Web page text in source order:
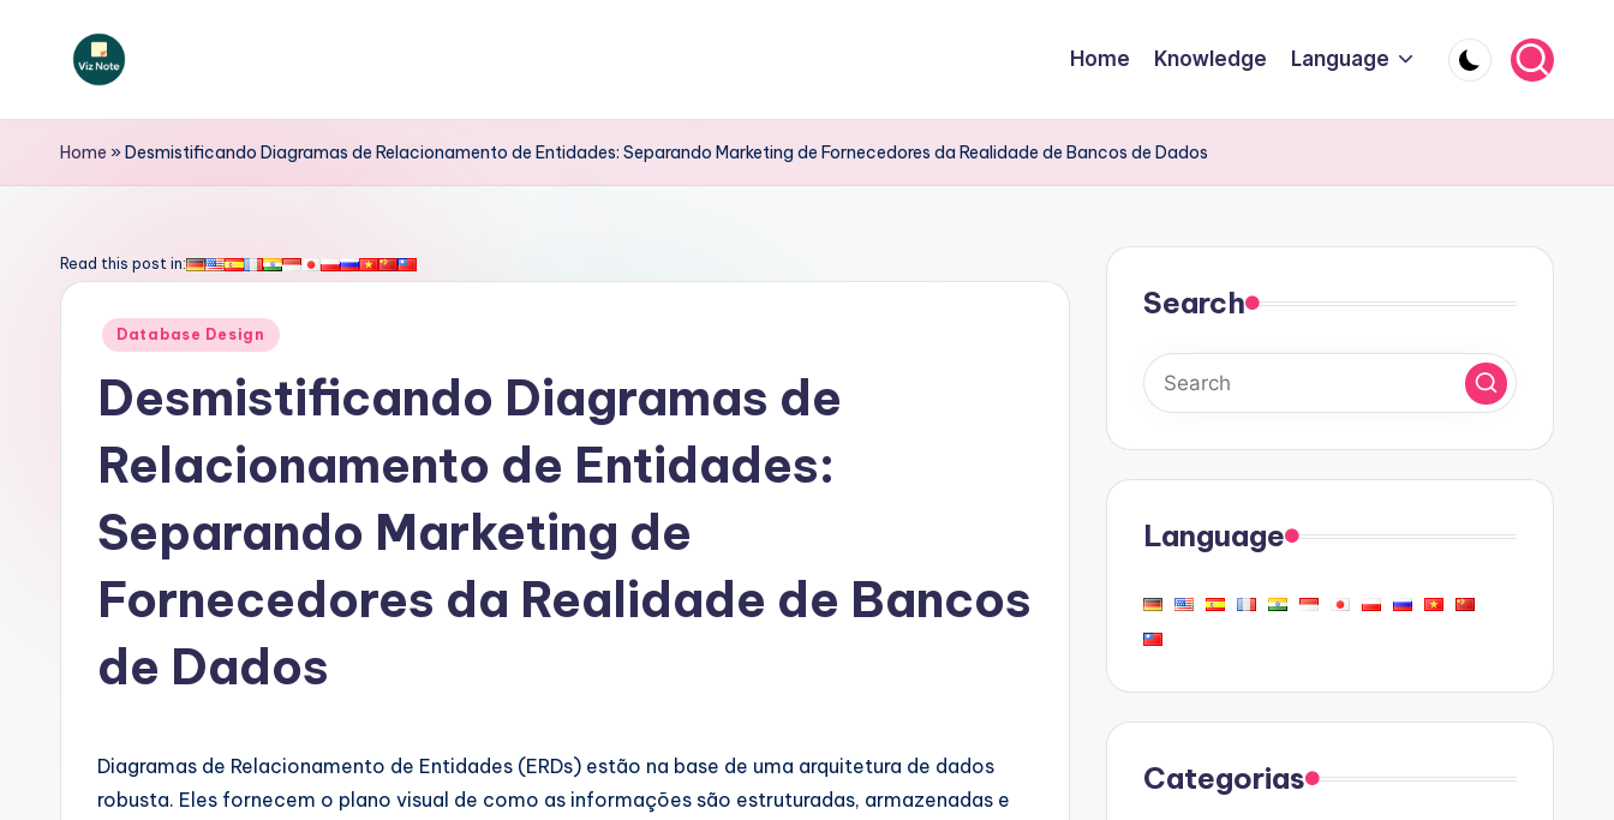
V
iz
o
rt
Home Knowledge Language
Home »Desmistificando Diagramas de Relacionamento de Entidades: Separando Marketing de Fornecedores da Realidade de Bancos de Dados
Read this post in:
Posted
Database Design
Desmistificando Diagramas de
Relacionamento de Entidades:
Separando Marketing de
Fornecedores da Realidade de Bancos
de Dados
Diagramas de Relacionamento de Entidades (ERDs) estão na base de uma arquitetura de dados
robusta. Eles fornecem o plano visual de como as informações são estruturadas, armazenadas e
Search
Language
Categorias